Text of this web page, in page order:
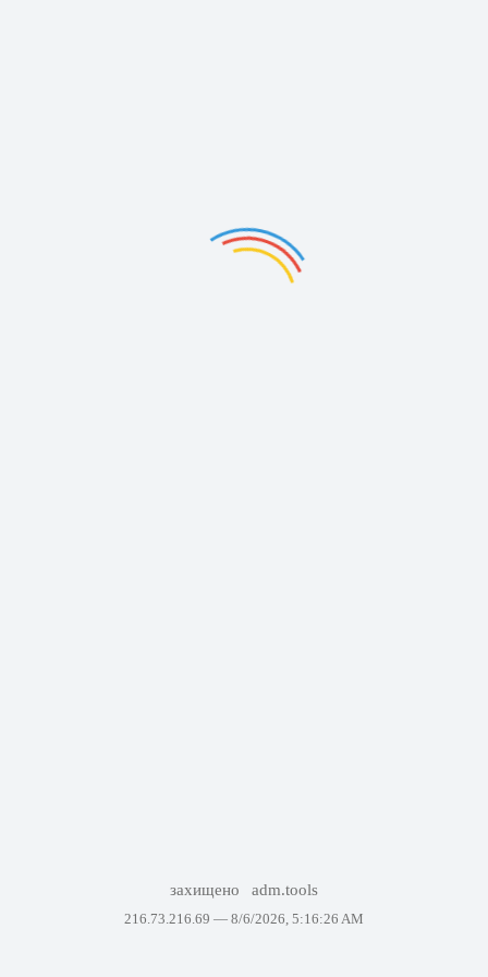
захищено adm.tools
216.73.216.69 — 8/6/2026, 5:16:26 AM